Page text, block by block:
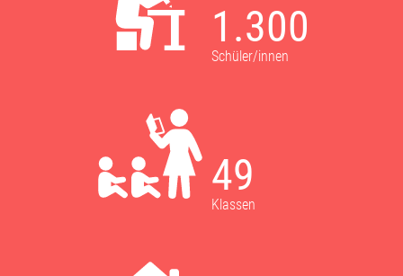
1.300
Schüler/innen
49
Klassen